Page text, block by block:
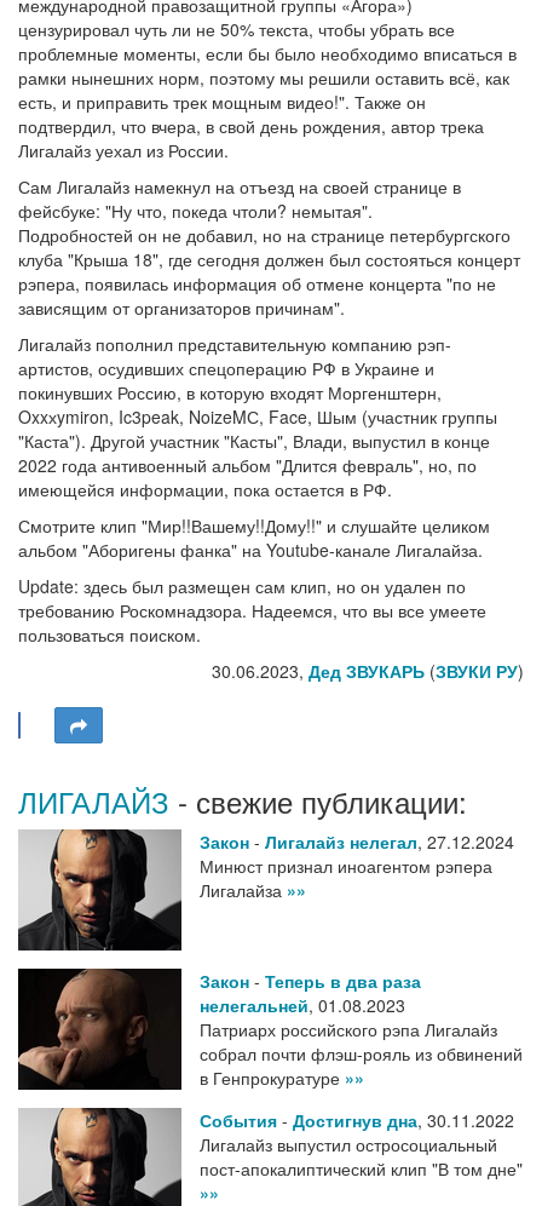
цензурировал чуть ли не 50% текста, чтобы убрать все
проблемные моменты, если бы было необходимо вписаться в
рамки нынешних норм, поэтому мы решили оставить всё, как
есть, и приправить трек мощным видео!". Также он
подтвердил, что вчера, в свой день рождения, автор трека
Лигалайз уехал из России.
Сам Лигалайз намекнул на отъезд на своей странице в
фейсбуке: "Ну что, покеда чтоли? немытая".
Подробностей он не добавил, но на странице петербургского
клуба "Крыша 18", где сегодня должен был состояться концерт
рэпера, появилась информация об отмене концерта "по не
зависящим от организаторов причинам".
Лигалайз пополнил представительную компанию рэп-
артистов, осудивших спецоперацию РФ в Украине и
покинувших Россию, в которую входят Моргенштерн,
Oxxхymiron, Ic3peak, NoizeMС, Face, Шым (участник группы
"Каста"). Другой участник "Касты", Влади, выпустил в конце
2022 года антивоенный альбом "Длится февраль", но, по
имеющейся информации, пока остается в РФ.
Смотрите клип "Мир!!Вашему!!Дому!!" и слушайте целиком
альбом "Аборигены фанка" на Youtube-канале Лигалайза.
Update: здесь был размещен сам клип, но он удален по
требованию Роскомнадзора. Надеемся, что вы все умеете
пользоваться поиском.
30.06.2023, Дед ЗВУКАРЬ (ЗВУКИ РУ)
ЛИГАЛАЙЗ - свежие публикации:
Закон - Лигалайз нелегал, 27.12.2024
Минюст признал иноагентом рэпера
Лигалайза »»
Закон - Теперь в два раза
нелегальней, 01.08.2023
Патриарх российского рэпа Лигалайз
собрал почти флэш-рояль из обвинений
в Генпрокуратуре »»
События - Достигнув дна, 30.11.2022
Лигалайз выпустил остросоциальный
пост-апокалиптический клип "В том дне"
»»